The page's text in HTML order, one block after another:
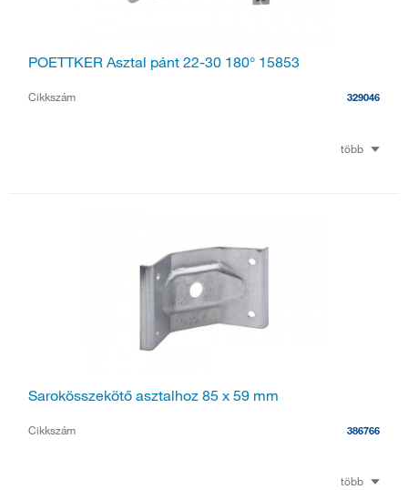
POETTKER Asztal pánt 22-30 180° 15853
Cikkszám 329046
több
Sarokösszekötő asztalhoz 85 x 59 mm
Cikkszám 386766
több